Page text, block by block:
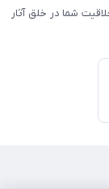
شما در خلق آثار